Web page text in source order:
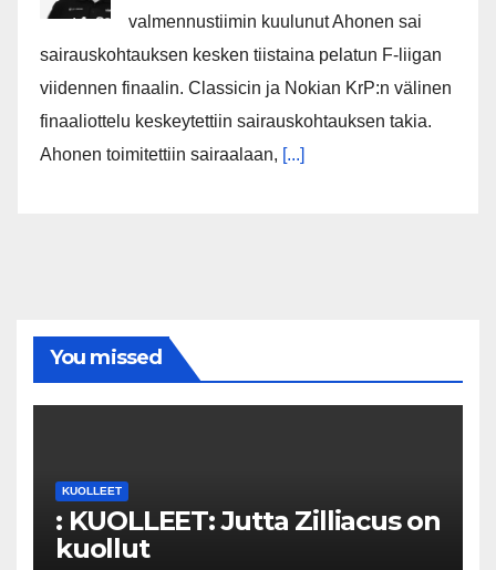
valmennustiimin kuulunut Ahonen sai
sairauskohtauksen kesken tiistaina pelatun F-liigan
viidennen finaalin. Classicin ja Nokian KrP:n välinen
finaaliottelu keskeytettiin sairauskohtauksen takia.
Ahonen toimitettiin sairaalaan, [...]
You missed
KUOLLEET
: KUOLLEET: Jutta Zilliacus on
kuollut